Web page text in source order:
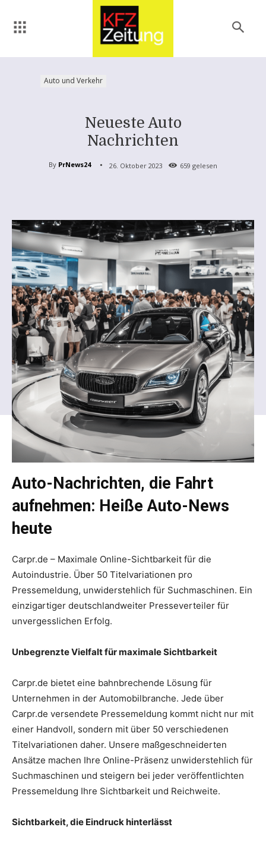
Auto und Verkehr
Neueste Auto
Nachrichten
By PrNews24 26. Oktober 2023 659 gelesen
Auto-Nachrichten, die Fahrt
aufnehmen: Heiße Auto-News
heute
Carpr.de – Maximale Online-Sichtbarkeit für die
Autoindustrie. Über 50 Titelvariationen pro
Pressemeldung, unwiderstehlich für Suchmaschinen. Ein
einzigartiger deutschlandweiter Presseverteiler für
unvergesslichen Erfolg.
Unbegrenzte Vielfalt für maximale Sichtbarkeit
Carpr.de bietet eine bahnbrechende Lösung für
Unternehmen in der Automobilbranche. Jede über
Carpr.de versendete Pressemeldung kommt nicht nur mit
einer Handvoll, sondern mit über 50 verschiedenen
Titelvariationen daher. Unsere maßgeschneiderten
Ansätze machen Ihre Online-Präsenz unwiderstehlich für
Suchmaschinen und steigern bei jeder veröffentlichten
Pressemeldung Ihre Sichtbarkeit und Reichweite.
Sichtbarkeit, die Eindruck hinterlässt